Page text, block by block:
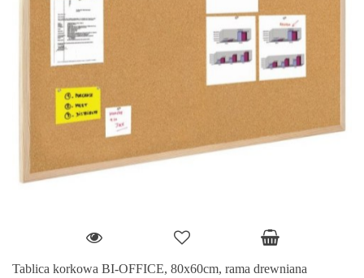
Tablica korkowa BI-OFFICE, 80x60cm, rama drewniana